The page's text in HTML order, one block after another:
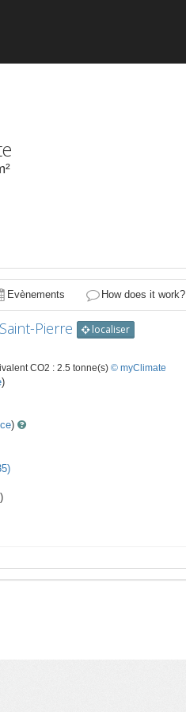
Evènements How does it work?
Pierre localiser
CO2 : 2.5 tonne(s) © myClimate
)
)